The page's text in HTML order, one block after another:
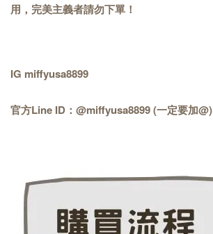
用，完美主義者請勿下單！
IG miffyusa8899
官方Line ID：@miffyusa8899 (一定要加@)